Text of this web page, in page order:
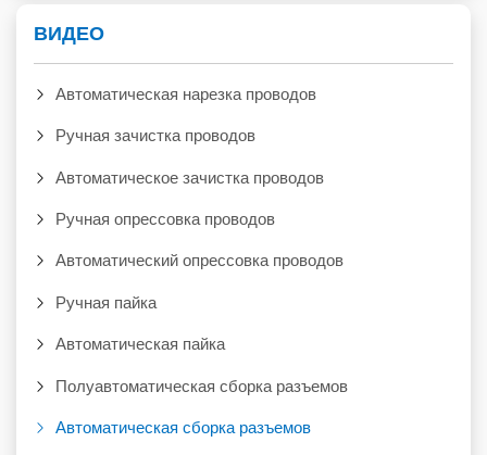
ВИДЕО
Автоматическая нарезка проводов
Ручная зачистка проводов
Автоматическое зачистка проводов
Ручная опрессовка проводов
Автоматический опрессовка проводов
Ручная пайка
Автоматическая пайка
Полуавтоматическая сборка разъемов
Автоматическая сборка разъемов